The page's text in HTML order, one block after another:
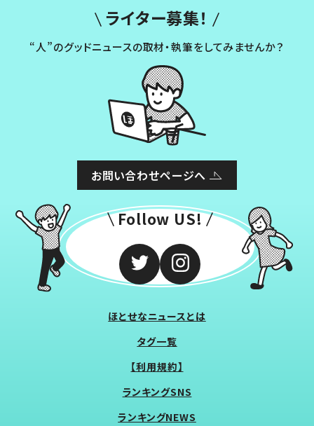
ライター募集！
“人”のグッドニュースの取材・執筆をしてみませんか？
お問い合わせページへ
Follow US!
ほとせなニュースとは
タグ一覧
【利用規約】
ランキングSNS
ランキングNEWS